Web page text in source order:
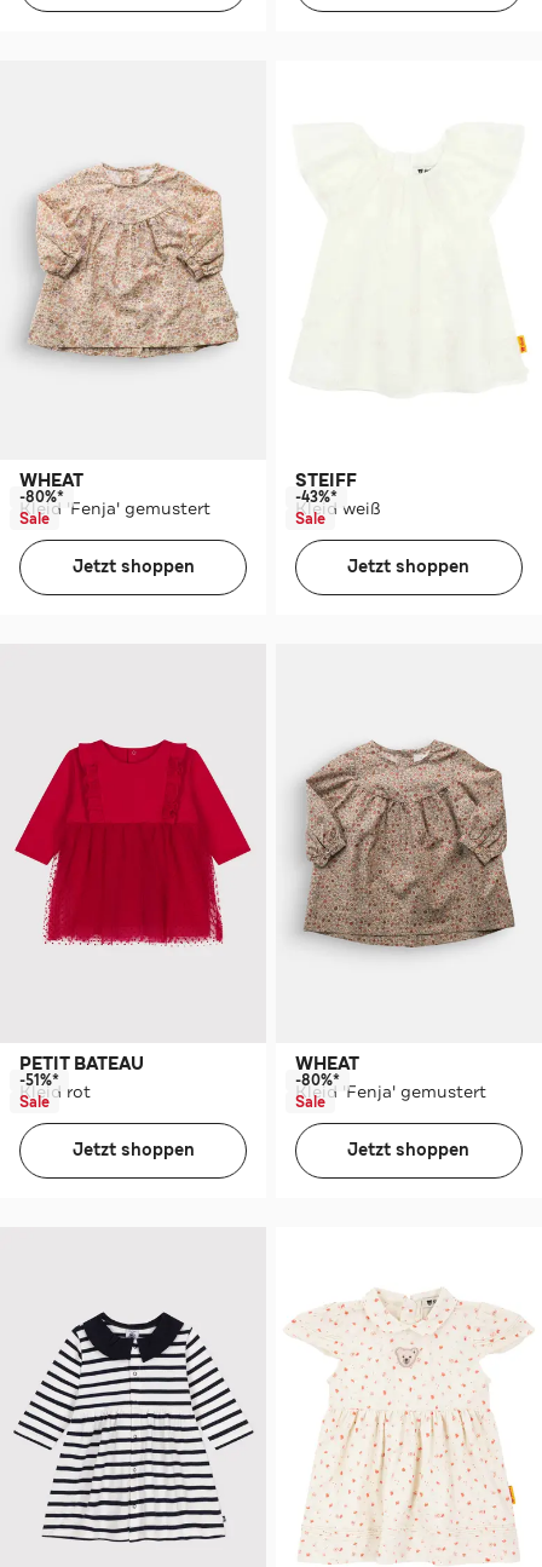
WHEAT
Kleid 'Fenja' gemustert
-80%*
Sale
Jetzt shoppen
STEIFF
Kleid weiß
-43%*
Sale
Jetzt shoppen
PETIT BATEAU
Kleid rot
-51%*
Sale
Jetzt shoppen
WHEAT
Kleid 'Fenja' gemustert
-80%*
Sale
Jetzt shoppen